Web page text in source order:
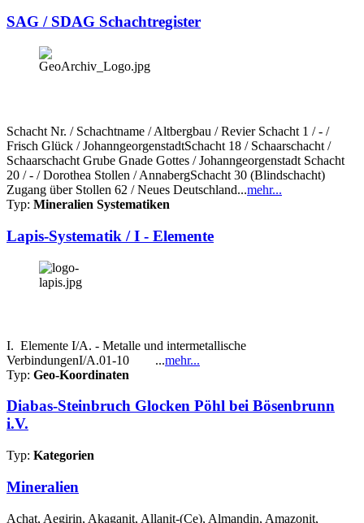
SAG / SDAG Schachtregister
Schacht Nr. / Schachtname / Altbergbau / Revier Schacht 1 / - /
Frisch Glück / JohanngeorgenstadtSchacht 18 / Schaarschacht /
Schaarschacht Grube Gnade Gottes / Johanngeorgenstadt Schacht
20 / - / Dorothea Stollen / AnnabergSchacht 30 (Blindschacht)
Zugang über Stollen 62 / Neues Deutschland...mehr...
Typ: Mineralien Systematiken
Lapis-Systematik / I - Elemente
I. Elemente I/A. - Metalle und intermetallische
VerbindungenI/A.01-10 ...mehr...
Typ: Geo-Koordinaten
Diabas-Steinbruch Glocken Pöhl bei Bösenbrunn
i.V.
Typ: Kategorien
Mineralien
Achat, Aegirin, Akaganit, Allanit-(Ce), Almandin, Amazonit,